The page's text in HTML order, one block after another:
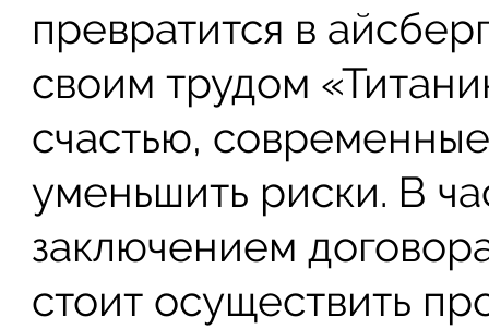
превратится в
своим трудом
счастью,
уменьшить риски. В
заключением
стоит осуществить